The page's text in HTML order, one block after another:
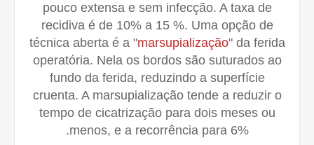
pouco extensa e sem infecção. A taxa de
recidiva é de 10% a 15 %. Uma opção de
técnica aberta é a "marsupialização" da ferida
operatória. Nela os bordos são suturados ao
fundo da ferida, reduzindo a superfície
cruenta. A marsupialização tende a reduzir o
tempo de cicatrização para dois meses ou
menos, e a recorrência para 6%.